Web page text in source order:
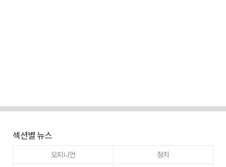
섹션별 뉴스
오피니언
정치